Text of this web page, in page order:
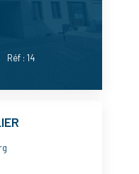
Réf :14